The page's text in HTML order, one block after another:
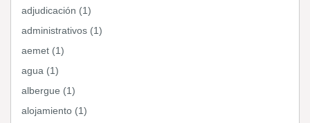
adjudicación (1)
administrativos (1)
aemet (1)
agua (1)
albergue (1)
alojamiento (1)